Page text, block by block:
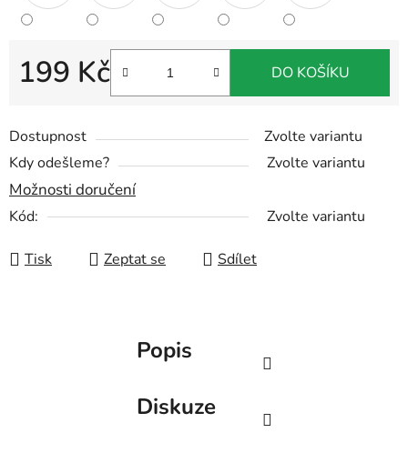
Dostupnost
Zvolte variantu
Kdy odešleme?
Zvolte variantu
Možnosti doručení
Kód: Zvolte variantu
199 Kč DO KOŠÍKU
Tisk Zeptat se Sdílet
Popis
Diskuze